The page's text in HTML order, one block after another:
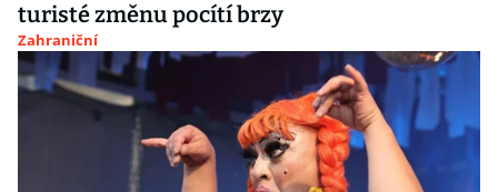
turisté změnu pocítí brzy
Zahraniční